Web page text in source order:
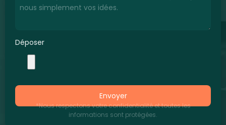
Déposer
Envoyer
*Nous respectons votre confidentialité et toutes les
informations sont protégées.